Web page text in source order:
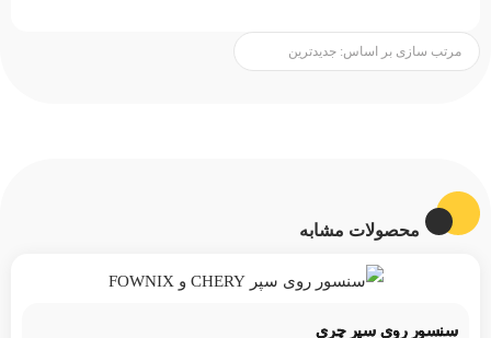
محصولات مشابه
سنسور روی سپر چری